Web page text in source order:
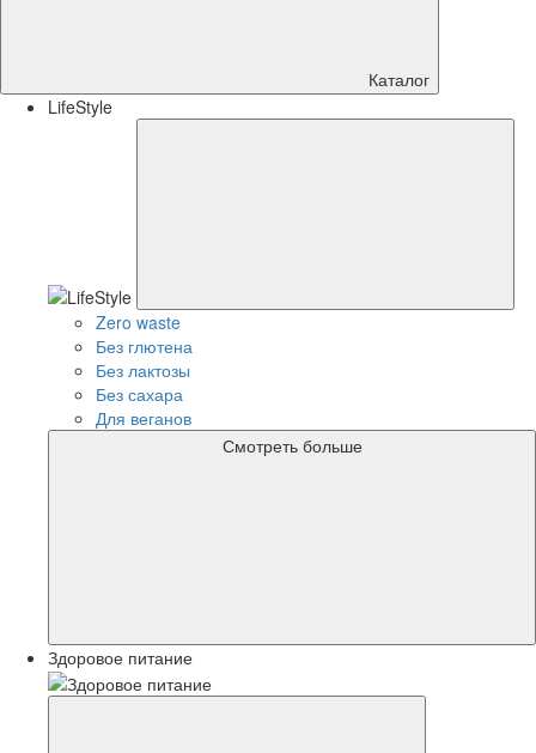
Каталог
LifeStyle
Zero waste
Без глютена
Без лактозы
Без сахара
Для веганов
Смотреть больше
Здоровое питание